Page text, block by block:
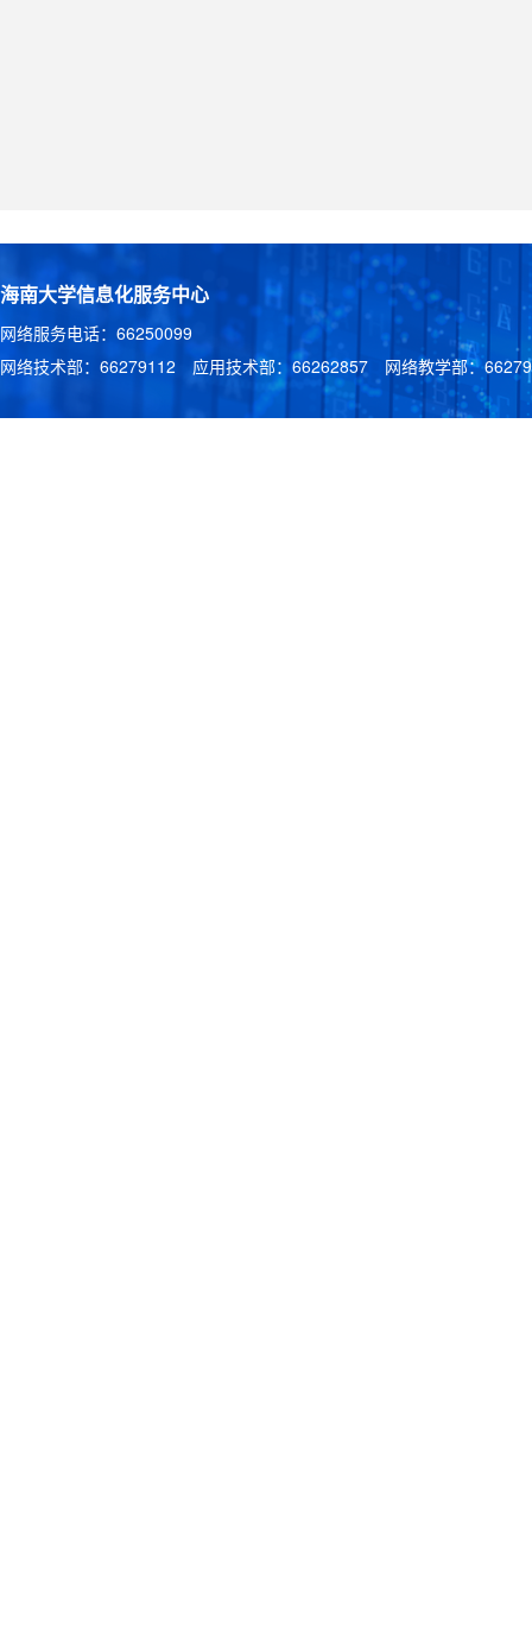
海南大学信息化服务中心
网络服务电话：66250099
网络技术部：66279112 应用技术部：66262857 网络教学部：